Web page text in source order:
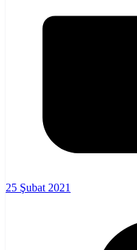
25 Şubat 2021